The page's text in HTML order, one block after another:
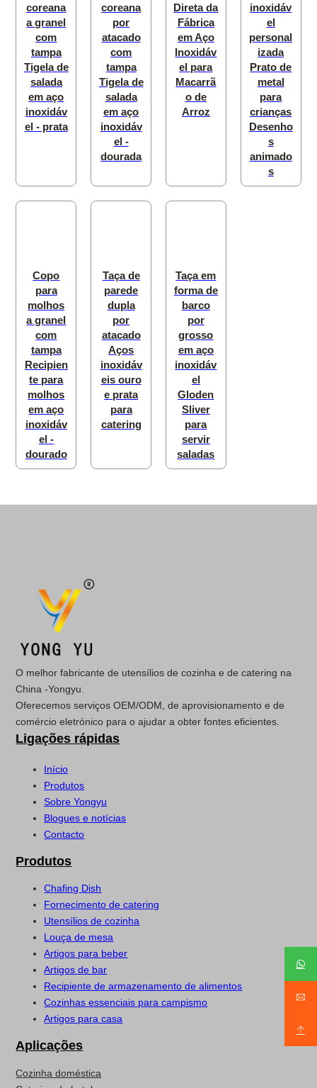
coreana
a granel
com
tampa
Tigela de
salada
em aço
inoxidáv
el - prata
coreana
por
atacado
com
tampa
Tigela de
salada
em aço
inoxidáv
el -
dourada
Direta da
Fábrica
em Aço
Inoxidáv
el para
Macarrã
o de
Arroz
inoxidáv
el
personal
izada
Prato de
metal
para
crianças
Desenho
s
animado
s
Copo
para
molhos
a granel
com
tampa
Recipien
te para
molhos
em aço
inoxidáv
el -
dourado
Taça de
parede
dupla
por
atacado
Aços
inoxidáv
eis ouro
e prata
para
catering
Taça em
forma de
barco
por
grosso
em aço
inoxidáv
el
Gloden
Sliver
para
servir
saladas
O melhor fabricante de utensílios de cozinha e de catering na
China -Yongyu.
Oferecemos serviços OEM/ODM, de aprovisionamento e de
comércio eletrónico para o ajudar a obter fontes eficientes.
Ligações rápidas
Início
Produtos
Sobre Yongyu
Blogues e notícias
Contacto
Produtos
Chafing Dish
Fornecimento de catering
Utensílios de cozinha
Louça de mesa
Artigos para beber
Artigos de bar
Recipiente de armazenamento de alimentos
Cozinhas essenciais para campismo
Artigos para casa
Aplicações
Cozinha doméstica